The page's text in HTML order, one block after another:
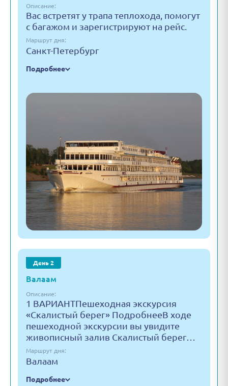
Описание:
Вас встретят у трапа теплохода, помогут
с багажом и зарегистрируют на рейс.
Маршрут дня:
Санкт-Петербург
Подробнее
День 2
Валаам
Описание:
1 ВАРИАНТПешеходная экскурсия
«Скалистый берег» ПодробнееВ ходе
пешеходной экскурсии вы увидите
живописный залив Скалистый берег…
Маршрут дня:
Валаам
Подробнее